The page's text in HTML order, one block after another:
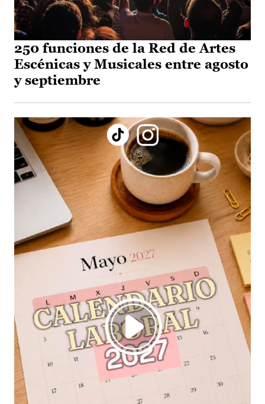
250 funciones de la Red de Artes
Escénicas y Musicales entre agosto
y septiembre